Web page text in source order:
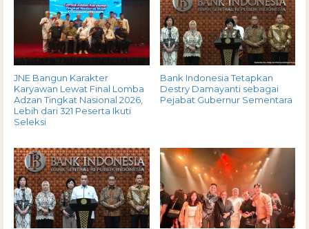
JNE Bangun Karakter
Karyawan Lewat Final Lomba
Adzan Tingkat Nasional 2026,
Lebih dari 321 Peserta Ikuti
Seleksi
Bank Indonesia Tetapkan
Destry Damayanti sebagai
Pejabat Gubernur Sementara